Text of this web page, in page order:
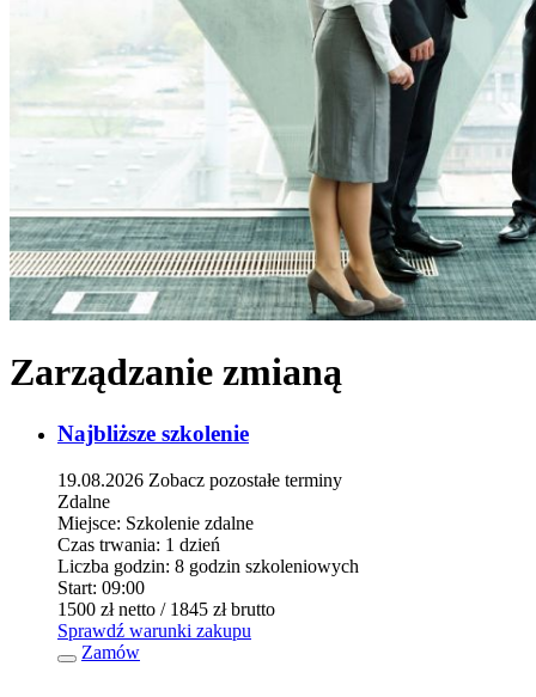
Zarządzanie zmianą
Najbliższe szkolenie
19.08.2026 Zobacz pozostałe terminy
Zdalne
Miejsce: Szkolenie zdalne
Czas trwania: 1 dzień
Liczba godzin: 8 godzin szkoleniowych
Start: 09:00
1500 złnetto / 1845 złbrutto
Sprawdź warunki zakupu
Zamów